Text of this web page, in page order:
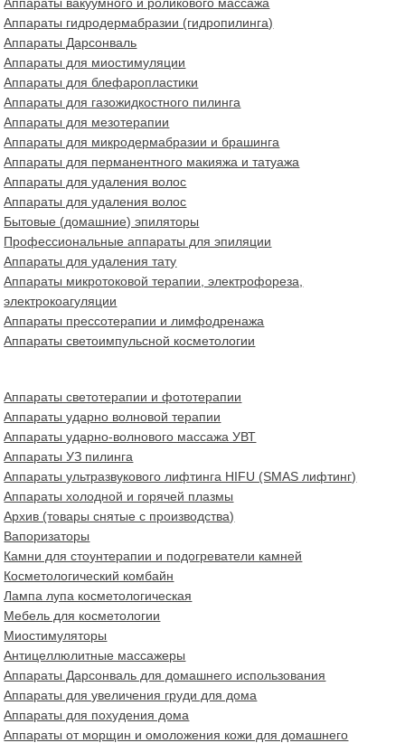
Аппараты гидродермабразии (гидропилинга)
Аппараты Дарсонваль
Аппараты для миостимуляции
Аппараты для блефаропластики
Аппараты для газожидкостного пилинга
Аппараты для мезотерапии
Аппараты для микродермабразии и брашинга
Аппараты для перманентного макияжа и татуажа
Аппараты для удаления волос
Аппараты для удаления волос
Бытовые (домашние) эпиляторы
Профессиональные аппараты для эпиляции
Аппараты для удаления тату
Аппараты микротоковой терапии, электрофореза,
электрокоагуляции
Аппараты прессотерапии и лимфодренажа
Аппараты светоимпульсной косметологии
Аппараты светотерапии и фототерапии
Аппараты ударно волновой терапии
Аппараты ударно-волнового массажа УВТ
Аппараты УЗ пилинга
Аппараты ультразвукового лифтинга HIFU (SMAS лифтинг)
Аппараты холодной и горячей плазмы
Архив (товары снятые с производства)
Вапоризаторы
Камни для стоунтерапии и подогреватели камней
Косметологический комбайн
Лампа лупа косметологическая
Мебель для косметологии
Миостимуляторы
Антицеллюлитные массажеры
Аппараты Дарсонваль для домашнего использования
Аппараты для увеличения груди для дома
Аппараты для похудения дома
Аппараты от морщин и омоложения кожи для домашнего